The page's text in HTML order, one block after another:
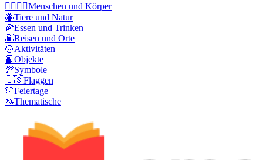
👩‍❤️‍💋‍👨Menschen und Körper
🐝Tiere und Natur
🍕Essen und Trinken
🌇Reisen und Orte
🥎Aktivitäten
📙Objekte
💯Symbole
🇺🇸Flaggen
🎊Feiertage
🦄Thematische